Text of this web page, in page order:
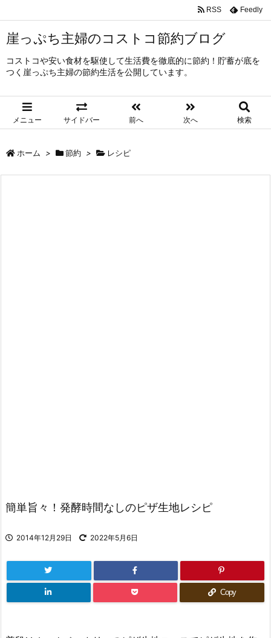
崖っぷち主婦のコストコ節約ブログ
コストコや安い食材を駆使して生活費を徹底的に節約！貯蓄が底を
つく崖っぷち主婦の節約生活を公開しています。
メニュー サイドバー 前へ 次へ 検索
RSS Feedly
ホーム > 節約 > レシピ
簡単旨々！発酵時間なしのピザ生地レシピ
2014年12月29日 2022年5月6日
Copy